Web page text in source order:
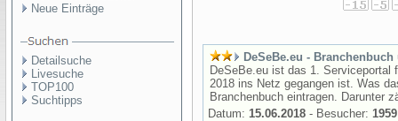
Neue Einträge
Detailsuche
Livesuche
TOP100
Suchtipps
DeSeBe.eu -
DeSeBe.eu ist das 1. Serviceportal
2018 ins Netz gegangen ist. Was
Branchenbuch eintragen. Darunter
Datum: 15.06.2018 - Besucher: 1959